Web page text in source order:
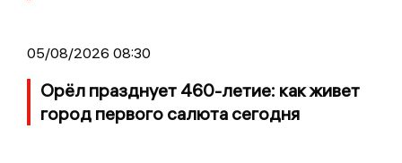
05/08/2026 08:30
Орёл празднует 460-летие: как живет
город первого салюта сегодня